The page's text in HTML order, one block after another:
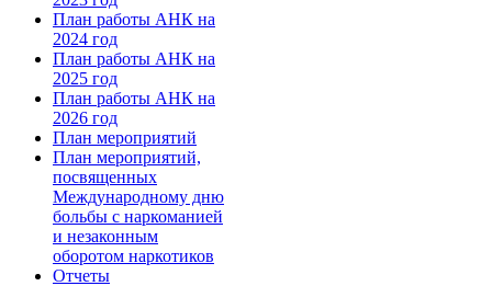
План работы АНК на
2024 год
План работы АНК на
2025 год
План работы АНК на
2026 год
План мероприятий
План мероприятий,
посвященных
Международному дню
больбы с наркоманией
и незаконным
оборотом наркотиков
Отчеты